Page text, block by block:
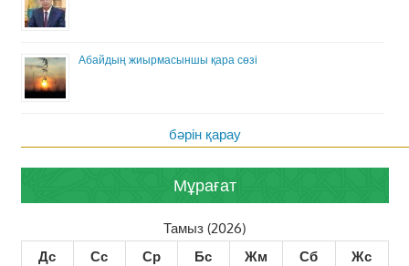
Абайдың жиырмасыншы қара сөзі
бәрін қарау
Мұрағат
Тамыз (2026)
Дс
Сс Ср Бс Жм Сб
Жс